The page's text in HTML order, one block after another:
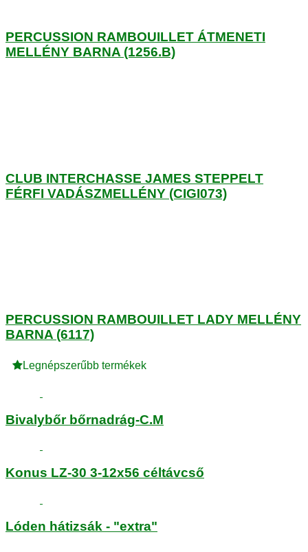
PERCUSSION RAMBOUILLET ÁTMENETI
MELLÉNY BARNA (1256.B)
CLUB INTERCHASSE JAMES STEPPELT
FÉRFI VADÁSZMELLÉNY (CIGI073)
PERCUSSION RAMBOUILLET LADY MELLÉNY
BARNA (6117)
Legnépszerűbb termékek
Bivalybőr bőrnadrág-C.M
Konus LZ-30 3-12x56 céltávcső
Lóden hátizsák - "extra"